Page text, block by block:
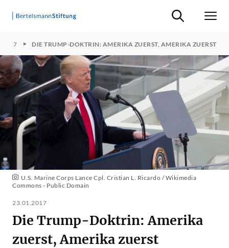
Suche ein-/
2017 DIE TRUMP-DOKTRIN: AMERIKA ZUERST, AMERIKA ZUERST
U.S. Marine Corps Lance Cpl. Cristian L. Ricardo / Wikimedia
Commons - Public Domain
23.01.2017
Die Trump-Doktrin: Amerika
zuerst, Amerika zuerst